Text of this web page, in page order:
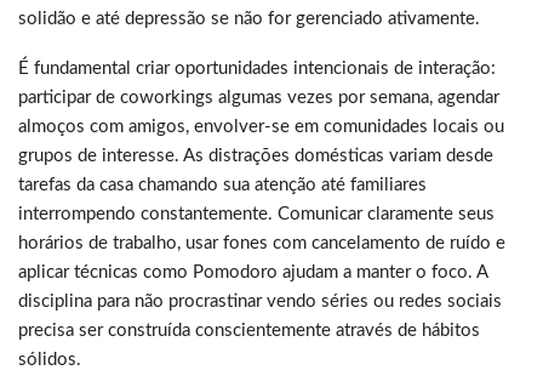
solidão e até depressão se não for gerenciado ativamente.
É fundamental criar oportunidades intencionais de interação:
participar de coworkings algumas vezes por semana, agendar
almoços com amigos, envolver-se em comunidades locais ou
grupos de interesse. As distrações domésticas variam desde
tarefas da casa chamando sua atenção até familiares
interrompendo constantemente. Comunicar claramente seus
horários de trabalho, usar fones com cancelamento de ruído e
aplicar técnicas como Pomodoro ajudam a manter o foco. A
disciplina para não procrastinar vendo séries ou redes sociais
precisa ser construída conscientemente através de hábitos
sólidos.